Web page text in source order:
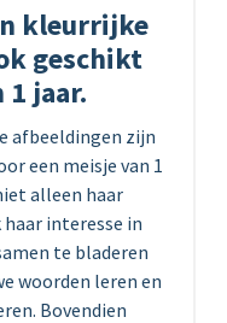
kleurrijke
geschikt
jaar.
afbeeldingen zijn
een meisje van 1
alleen haar
interesse in
te bladeren
woorden leren en
Bovendien